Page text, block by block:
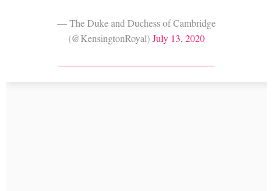
— The Duke and Duchess of Cambridge
(@KensingtonRoyal)July 13, 2020